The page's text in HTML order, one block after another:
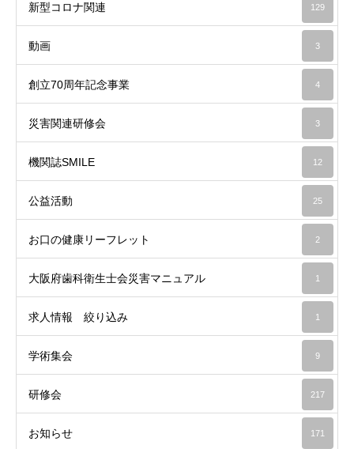
新型コロナ関連 129
動画 3
創立70周年記念事業 4
災害関連研修会 3
機関誌SMILE 12
公益活動 25
お口の健康リーフレット 2
大阪府歯科衛生士会災害マニュアル 1
求人情報 絞り込み 1
学術集会 9
研修会 217
お知らせ 171